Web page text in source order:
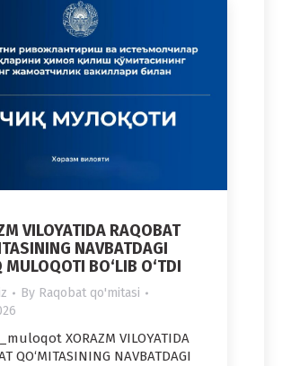
VILOYATIDA RAQOBAT
NAVBATDAGI
MULOQOTI BO‘LIB O‘TDI
By Raqobat qo'mitasi
XORAZM VILOYATIDA
QO‘MITASINING NAVBATDAGI